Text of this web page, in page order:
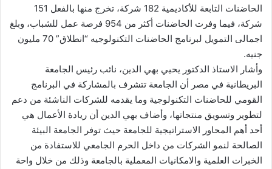
الحاضنات التابعة للأكاديمية 182 شركة، تخرج منها بالفعل 151
شركة، فيما وفرت الحاضنات أكثر من 954 فرصة عمل للشباب، وبلغ
اجمالى التمويل لبرنامج الحاضنات التكنولوجيه “انطلاق” 70 مليون
جنيه.
وأشار الاستاذ الدكتور يحيي بهي الدين، نائب رئيس الجامعة
البريطانية في مصر أن الجامعة تتشرف بالمشاركة في البرنامج
القومي للحاضنات التكنولوجية وما يقدمه للشركات الناشئة من دعم
لتطوير وتسويق منتجاتها، وأضاف بهي الدين أن ريادة الأعمال هي
أحد أهم المحاور الاستراتيجية للجامعة حيث توفر الجامعة البيئة
الصالحة لنمو الشركات من داخل الحرم الجامعي للاستفادة من
الخبرات العلمية والامكانيات المعملية بالجامعة وذلك من خلال واحة